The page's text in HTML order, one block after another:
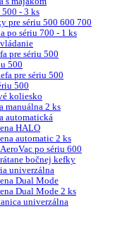
- 3 ks
pre sériu 500 600 700
po sériu 700 - 1 ks
pre sériu 500
500
pre sériu 500
500
koliesko
manuálna 2 ks
automatická
HALO
automatic 2 ks
po sériu 600
bočnej kefky
univerzálna
Dual Mode
Dual Mode 2 ks
univerzálna